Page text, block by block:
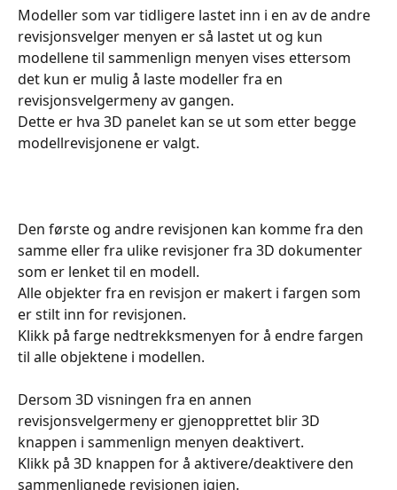
Modeller som var tidligere lastet inn i en av de andre
revisjonsvelger menyen er så lastet ut og kun
modellene til sammenlign menyen vises ettersom
det kun er mulig å laste modeller fra en
revisjonsvelgermeny av gangen.
Dette er hva 3D panelet kan se ut som etter begge
modellrevisjonene er valgt.
Den første og andre revisjonen kan komme fra den
samme eller fra ulike revisjoner fra 3D dokumenter
som er lenket til en modell.
Alle objekter fra en revisjon er makert i fargen som
er stilt inn for revisjonen.
Klikk på farge nedtrekksmenyen for å endre fargen
til alle objektene i modellen.
Dersom 3D visningen fra en annen
revisjonsvelgermeny er gjenopprettet blir 3D
knappen i sammenlign menyen deaktivert.
Klikk på 3D knappen for å aktivere/deaktivere den
sammenlignede revisjonen igjen.